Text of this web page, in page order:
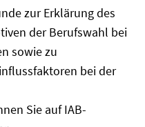
zur Erklärung des
der Berufswahl bei
sowie zu
bei der
Sie auf IAB-